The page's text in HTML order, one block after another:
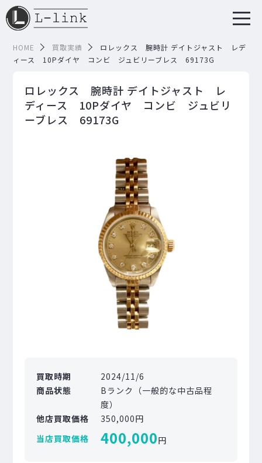
HOME 買取実績
ロレックス 腕時計 デイトジャスト レデ
ィース 10Pダイヤ コンビ ジュビリーブレス 69173G
ロレックス 腕時計 デイトジャスト レ
ディース 10Pダイヤ コンビ ジュビリ
ーブレス 69173G
買取時期
2024/11/6
商品状態
Bランク（一般的な中古品程
度）
他店買取価格
350,000円
当店買取価格
400,000円